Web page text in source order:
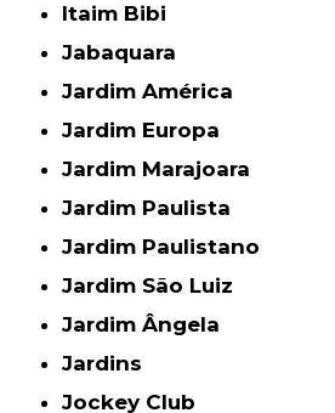
Itaim Bibi
Jabaquara
Jardim América
Jardim Europa
Jardim Marajoara
Jardim Paulista
Jardim Paulistano
Jardim São Luiz
Jardim Ângela
Jardins
Jockey Club